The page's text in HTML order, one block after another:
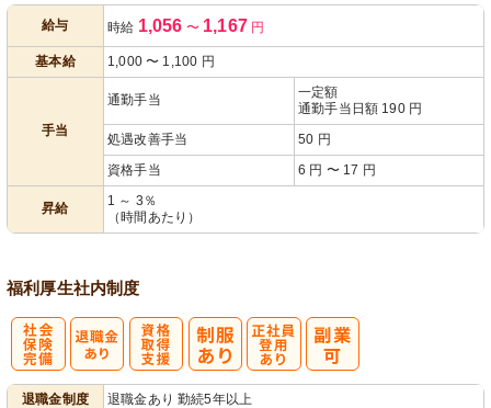
給与 時給 1,056 〜 1,167 円
基本給 1,000 〜 1,100 円
手当
通勤手当
一定額
通勤手当日額 190 円
処遇改善手当
50 円
資格手当
6 円 〜 17 円
昇給
1 ～ 3％
（時間あたり）
福利厚生社内制度
退職金制度
退職金あり 勤続5年以上